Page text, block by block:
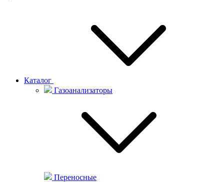
Каталог
Газоанализаторы
Переносные